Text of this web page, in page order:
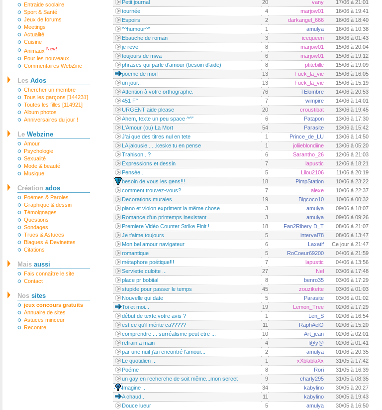
Entraide scolaire
Sport & Santé
Jeux de forums
Meetings
Actualité
Cuisine
Animaux New!
Pour les nouveaux
Commentaires WebZine
Les Ados
Chercher un membre
Tous les garçons [144231]
Toutes les filles [114921]
Album photos
Anniversaires du jour !
Le Webzine
Amour
Psychologie
Sexualité
Mode & beauté
Musique
Création ados
Poèmes & Paroles
Graphique & dessin
Témoignages
Questions
Sondages
Trucs & Astuces
Blagues & Devinettes
Citations
Mais aussi
Fais connaître le site
Contact
Nos sites
jeux concours gratuits
Annuaire de sites
Astuces minceur
Recontre
Petit journal
20 vany
17/06 à 21:01
tournée
4 marjow01
16/06 à 19:41
Espoirs
2 darkangel_666
16/06 à 18:40
^^humour^^
1 amulya
16/06 à 10:38
Ebauche de roman
3 icequeen
16/06 à 01:43
je reve
8 marjow01
15/06 à 20:04
toujours de mwa
6 marjow01
15/06 à 19:12
phrases qui parle d'amour (besoin d'aide)
8 ptitebille
15/06 à 19:09
poeme de moi !
13 Fuck_la_vie
15/06 à 16:05
un jour..
13 Fuck_la_vie
15/06 à 15:19
Attention à votre orthographe.
76 TElombre
14/06 à 20:53
451 F°
7 wimpire
14/06 à 14:01
URGENT aide please
20 croustibat
13/06 à 19:45
Ahem, texte un peu space ^^"
6 Patapon
13/06 à 17:30
L'Amour (ou) La Mort
54 Parasite
13/06 à 15:42
J'ai que des titres nul en tete
1 Prince_de_LU
13/06 à 14:50
LA jalousie .....keske tu en pense
1 joliieblondiine
13/06 à 05:20
Trahison.. ?
6 Sarantho_26
12/06 à 21:03
Expressions et dessin
7 lapustic
12/06 à 18:21
Pensée...
5 Lilou2106
11/06 à 20:19
besoin de vous les gens!!!
18 PimpStation
10/06 à 23:22
comment trouvez-vous?
7 alexe
10/06 à 22:37
Decorations murales
19 Bigcoco10
10/06 à 00:32
piano et violon expriment la même chose
3 amulya
09/06 à 18:07
Romance d'un printemps inexistant...
3 amulya
09/06 à 09:26
Premiere Vidéo Counter Strike Finit !
18 Fan2Ribery D_T
08/06 à 21:07
Je t'aime toujours
5 interval78
08/06 à 13:47
Mon bel amour navigateur
6 Laxatif
Ce jour à 21:47
romantique
5 RoCoeur69200
04/06 à 21:59
métaphore poétique!!!
7 lapustic
04/06 à 13:56
Serviette culotte ...
27 Nel
03/06 à 17:48
place pr bobital
8 benro35
03/06 à 17:29
stupide pour passer le temps
45 zouzikette
03/06 à 01:03
Nouvelle qui date
5 Parasite
03/06 à 01:02
Toi et moi...
19 Lemon_Tree
02/06 à 17:29
début de texte,votre avis ?
1 Len_S
02/06 à 16:54
est ce qu'il mérite ca?????
11 RaphAelO
02/06 à 15:20
comprendre ... surréalisme peut etre ...
10 Art_jean
02/06 à 02:01
refrain a main
4 f@y@
02/06 à 01:41
par une nuit j'ai rencontré l'amour...
2 amulya
01/06 à 20:35
Le quotidien ...
1 xXblablaXx
31/05 à 17:42
Poéme
8 Rori
31/05 à 16:39
un gay en recherche de soit même...mon sercet
9 charly295
31/05 à 08:35
Imagine ...
34 kabylino
30/05 à 20:27
A chaud...
11 kabylino
30/05 à 19:43
Douce lueur
5 amulya 30/05 à 16:50